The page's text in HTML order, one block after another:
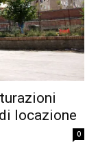
locazione
0